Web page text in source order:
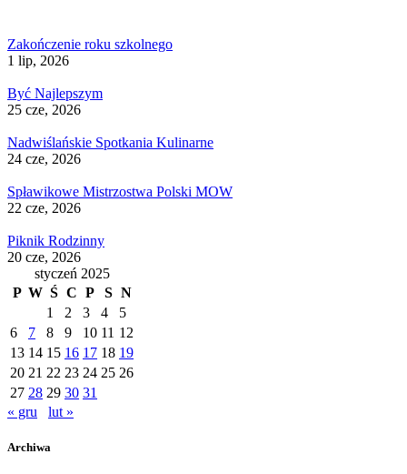
Zakończenie roku szkolnego
1 lip, 2026
Być Najlepszym
25 cze, 2026
Nadwiślańskie Spotkania Kulinarne
24 cze, 2026
Spławikowe Mistrzostwa Polski MOW
22 cze, 2026
Piknik Rodzinny
20 cze, 2026
styczeń 2025
P W Ś C P S N
1
2 3 4
5
6
7 8 9 10 11 12
13 14 15 16 17 18 19
20 21 22 23 24 25 26
27 28 29 30 31
« gru
lut »
Archiwa